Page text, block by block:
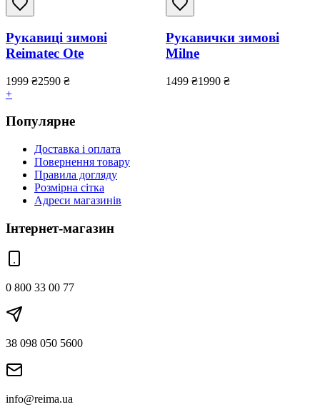
Рукавиці зимові
Reimatec Ote
1999 ₴2590 ₴
+
Рукавички зимові
Milne
1499 ₴1990 ₴
Популярне
Доставка і оплата
Повернення товару
Правила догляду
Розмірна сітка
Адреси магазинів
Інтернет-магазин
0 800 33 00 77
38 098 050 5600
info@reima.ua